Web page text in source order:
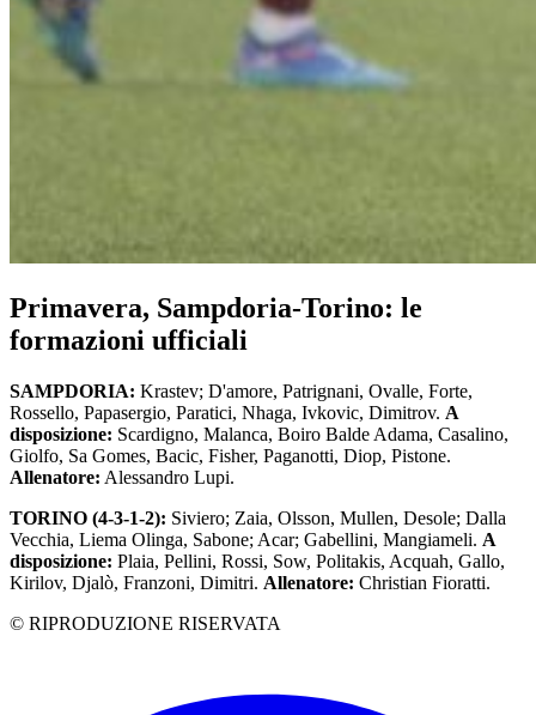
Primavera, Sampdoria-Torino: le
formazioni ufficiali
SAMPDORIA: Krastev; D'amore, Patrignani, Ovalle, Forte,
Rossello, Papasergio, Paratici, Nhaga, Ivkovic, Dimitrov. A
disposizione: Scardigno, Malanca, Boiro Balde Adama, Casalino,
Giolfo, Sa Gomes, Bacic, Fisher, Paganotti, Diop, Pistone.
Allenatore: Alessandro Lupi.
TORINO (4-3-1-2): Siviero; Zaia, Olsson, Mullen, Desole; Dalla
Vecchia, Liema Olinga, Sabone; Acar; Gabellini, Mangiameli. A
disposizione: Plaia, Pellini, Rossi, Sow, Politakis, Acquah, Gallo,
Kirilov, Djalò, Franzoni, Dimitri. Allenatore: Christian Fioratti.
© RIPRODUZIONE RISERVATA